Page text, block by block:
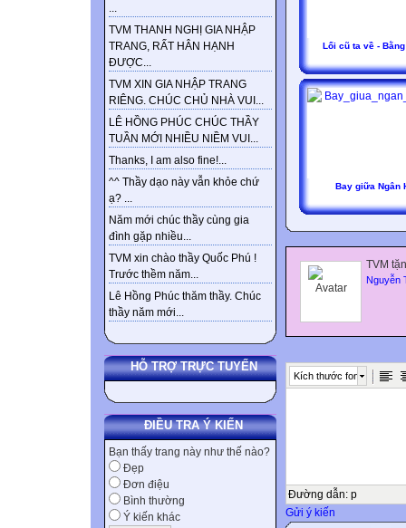
...
TVM THANH NGHỊ GIA NHẬP
TRANG, RẤT HÂN HẠNH
ĐƯỢC...
TVM XIN GIA NHẬP TRANG
RIÊNG. CHÚC CHỦ NHÀ VUI...
LÊ HỒNG PHÚC CHÚC THẦY
TUẦN MỚI NHIỀU NIỀM VUI...
Thanks, I am also fine!...
^^ Thầy dạo này vẫn khỏe chứ
ạ? ...
Năm mới chúc thầy cùng gia
đình gặp nhiều...
TVM xin chào thầy Quốc Phú !
Trước thềm năm...
Lê Hồng Phúc thăm thầy. Chúc
thầy năm mới...
HỖ TRỢ TRỰC TUYẾN
ĐIỀU TRA Ý KIẾN
Bạn thấy trang này như thế nào?
Đẹp
Đơn điệu
Bình thường
Ý kiến khác
Lối cũ ta về -
Bay giữa Ngân
TVM
Nguyễn
Kích thước font
Đường dẫn: p
Gửi ý kiến